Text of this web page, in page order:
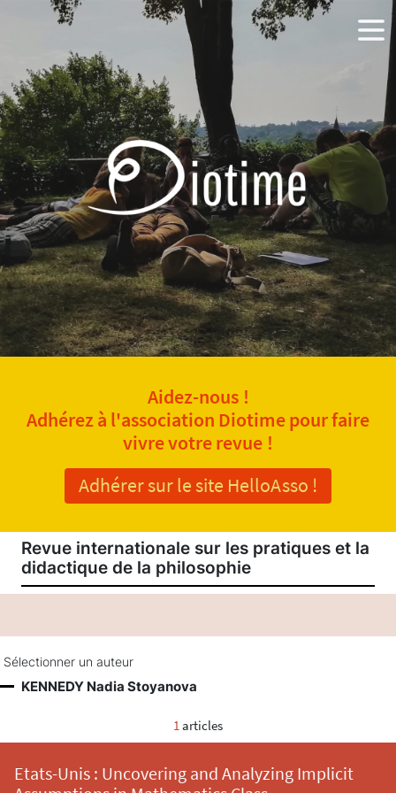
Aidez-nous !
Adhérez à l'association Diotime pour faire
vivre votre revue !
Adhérer sur le site HelloAsso !
Revue internationale sur les pratiques et la
didactique de la philosophie
Sélectionner un auteur
KENNEDY Nadia Stoyanova
1articles
Etats-Unis : Uncovering and Analyzing Implicit